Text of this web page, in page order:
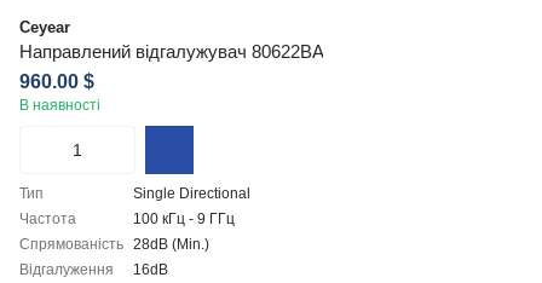
Ceyear
Направлений відгалужувач 80622BA
960.00 $
В наявності
Тип
Single Directional
Частота
100 кГц - 9 ГГц
Cпрямованість 28dB (Min.)
Відгалуження
16dB